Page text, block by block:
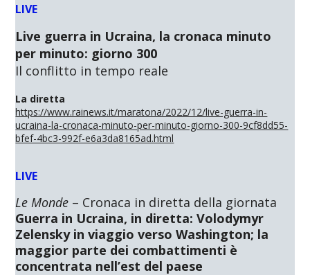
LIVE
Live guerra in Ucraina, la cronaca minuto
per minuto: giorno 300
Il conflitto in tempo reale
La diretta
https://www.rainews.it/maratona/2022/12/live-guerra-in-
ucraina-la-cronaca-minuto-per-minuto-giorno-300-9cf8dd55-
bfef-4bc3-992f-e6a3da8165ad.html
LIVE
Le Monde – Cronaca in diretta della giornata
Guerra in Ucraina, in diretta: Volodymyr
Zelensky in viaggio verso Washington; la
maggior parte dei combattimenti è
concentrata nell’est del paese